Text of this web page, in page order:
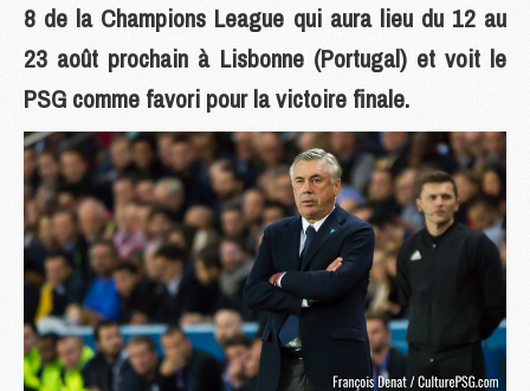
8 de la Champions League qui aura lieu du 12 au
23 août prochain à Lisbonne (Portugal) et voit le
PSG comme favori pour la victoire finale.